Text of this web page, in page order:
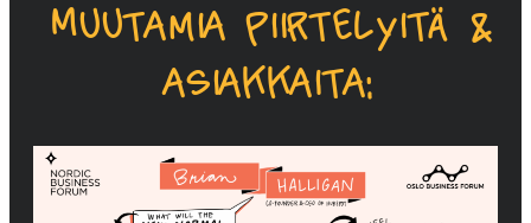
Muutamia piirtelyitä &
asiakkaita: